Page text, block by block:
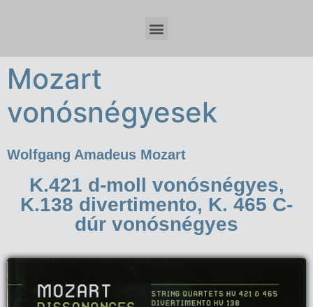
Mozart
vonósnégyesek
Wolfgang Amadeus Mozart
K.421 d-moll vonósnégyes,
K.138 divertimento, K. 465 C-
dúr vonósnégyes